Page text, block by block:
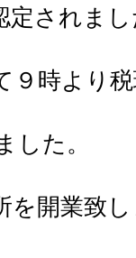
定されま
９時より
した。
を開業致